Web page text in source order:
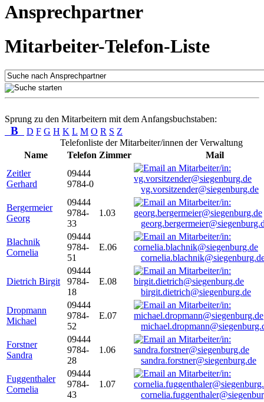
Ansprechpartner
Mitarbeiter-Telefon-Liste
Sprung zu den Mitarbeitern mit dem Anfangsbuchstaben:
B D F G H K L M O R S Z
Telefonliste der Mitarbeiter/innen der Verwaltung
Name
Telefon Zimmer
Mail
Zeitler
Gerhard
09444
9784-0
vg.vorsitzender@siegenburg.de
Bergermeier
Georg
09444
9784-
33
1.03
Blachnik
Cornelia
09444
9784-
51
E.06
Dietrich Birgit
09444
9784-
18
E.08
birgit.dietrich@siegenburg.de
Dropmann
Michael
09444
9784-
52
E.07
Forstner
Sandra
09444
9784-
28
1.06
sandra.forstner@siegenburg.de
Fuggenthaler
Cornelia
09444
9784-
43
1.07